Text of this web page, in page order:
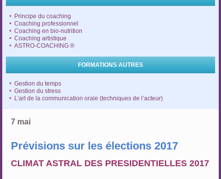
Principe du coaching
Coaching professionnel
Coaching en bio-nutrition
Coaching artistique
ASTRO-COACHING ®
FORMATIONS AUTRES
Gestion du temps
Gestion du stress
L’art de la communication orale (techniques de l’acteur)
7 mai
Prévisions sur les élections 2017
CLIMAT ASTRAL DES PRESIDENTIELLES 2017